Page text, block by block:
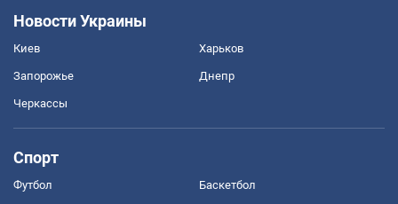
Новости Украины
Киев Харьков
Запорожье Днепр
Черкассы
Спорт
Футбол Баскетбол